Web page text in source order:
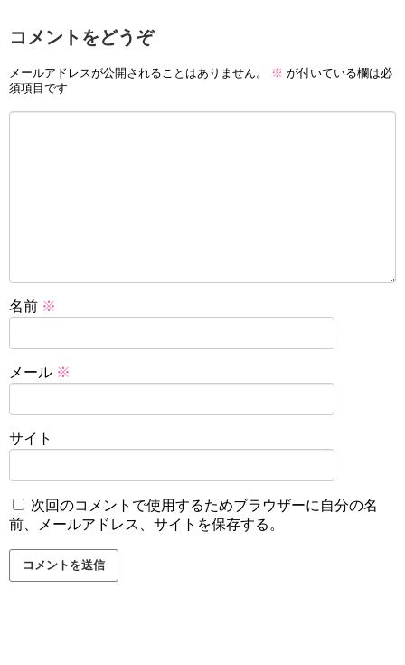
コメントをどうぞ
メールアドレスが公開されることはありません。 ※ が付いている欄は必
須項目です
名前 ※
メール ※
サイト
次回のコメントで使用するためブラウザーに自分の名
前、メールアドレス、サイトを保存する。